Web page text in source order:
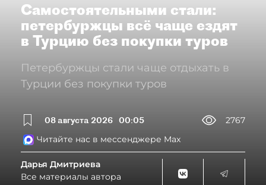
Самостоятельными стали:
петербуржцы всё чаще ездят
в Турцию без покупки туров
Петербуржцы стали чаще отдыхать в
Турции без покупки туров
08 августа 2026 00:05
2767
Читайте нас в мессенджере Max
Дарья Дмитриева
Все материалы автора